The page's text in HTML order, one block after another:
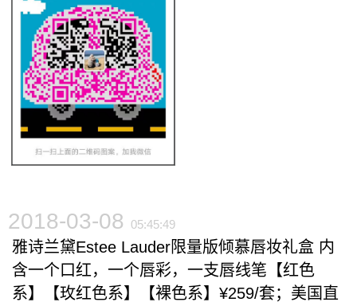
2018-03-08 05:45:49
雅诗兰黛Estee Lauder限量版倾慕唇妆礼盒 内
含一个口红，一个唇彩，一支唇线笔【红色
系】【玫红色系】【裸色系】¥259/套；美国直